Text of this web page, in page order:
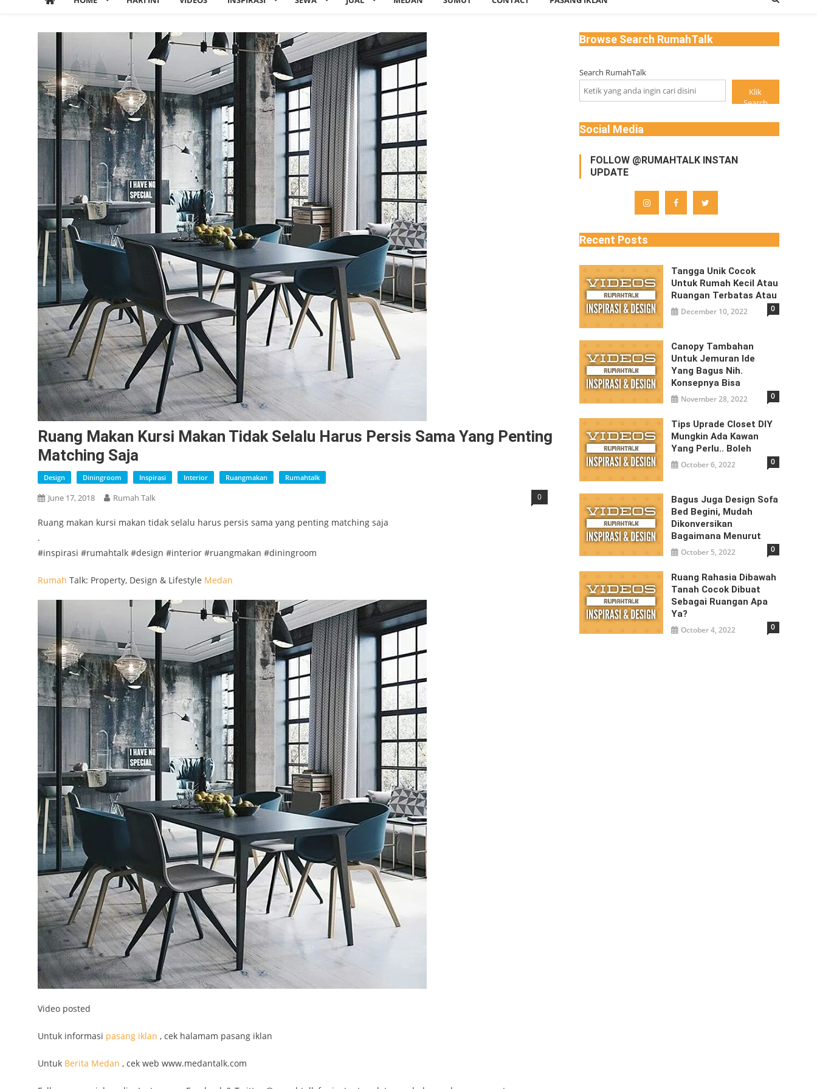
Ruang Makan Kursi Makan Tidak Selalu Harus Persis Sama Yang Penting
Matching Saja
Design Diningroom Inspirasi Interior Ruangmakan Rumahtalk
June 17, 2018 Rumah Talk 0
Ruang makan kursi makan tidak selalu harus persis sama yang penting matching saja
.
#inspirasi #rumahtalk #design #interior #ruangmakan #diningroom
Rumah Talk: Property, Design & Lifestyle Medan
Video posted
Untuk informasi pasang iklan , cek halamam pasang iklan
Untuk Berita Medan , cek web www.medantalk.com
Browse Search RumahTalk
Search RumahTalk
Klik
Search
Social Media
FOLLOW @RUMAHTALK INSTAN
UPDATE
Recent Posts
Tangga Unik Cocok
Untuk Rumah Kecil Atau
Ruangan Terbatas Atau
December 10, 2022 0
Canopy Tambahan
Untuk Jemuran Ide
Yang Bagus Nih.
Konsepnya Bisa
November 28, 2022 0
Tips Uprade Closet DIY
Mungkin Ada Kawan
Yang Perlu.. Boleh
October 6, 2022 0
Bagus Juga Design Sofa
Bed Begini, Mudah
Dikonversikan
Bagaimana Menurut
October 5, 2022 0
Ruang Rahasia Dibawah
Tanah Cocok Dibuat
Sebagai Ruangan Apa
Ya?
October 4, 2022 0